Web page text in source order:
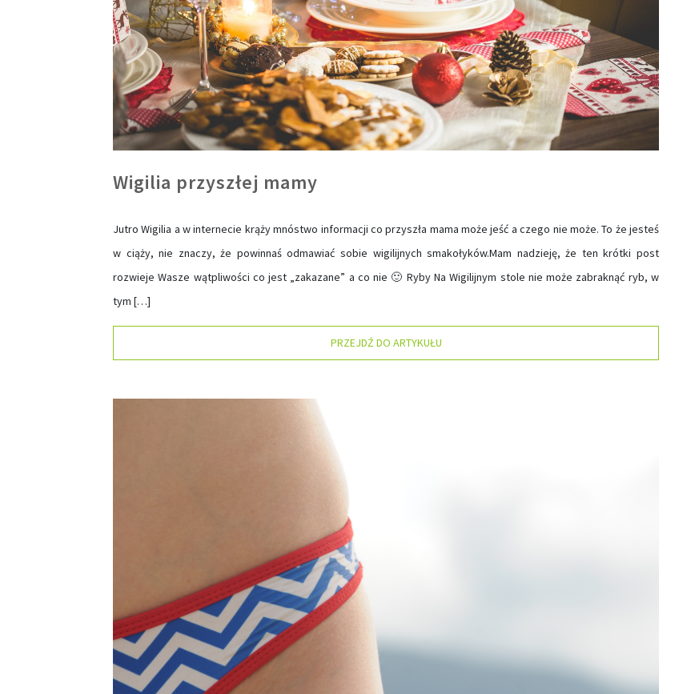
Wigilia przyszłej mamy
Jutro Wigilia a w internecie krąży mnóstwo informacji co przyszła mama może jeść a czego nie może. To że jesteś
w ciąży, nie znaczy, że powinnaś odmawiać sobie wigilijnych smakołyków.Mam nadzieję, że ten krótki post
rozwieje Wasze wątpliwości co jest „zakazane” a co nie 🙂 Ryby Na Wigilijnym stole nie może zabraknąć ryb, w
tym […]
PRZEJDŹ DO ARTYKUŁU